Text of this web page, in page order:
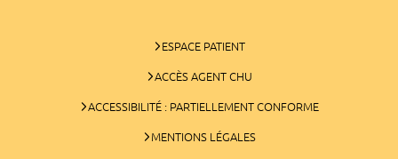
ESPACE PATIENT
ACCÈS AGENT CHU
ACCESSIBILITÉ : PARTIELLEMENT CONFORME
MENTIONS LÉGALES